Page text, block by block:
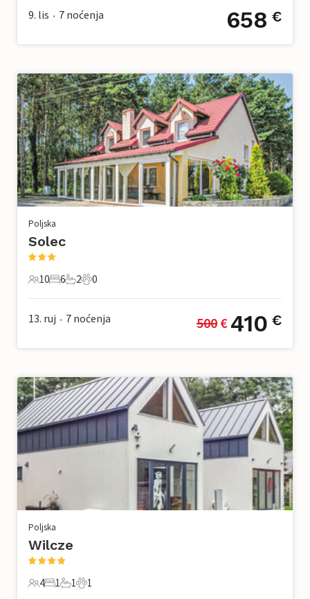
9. lis • 7 noćenja 658 €
Poljska
Solec
10 Gosti
10
6 Spavaće sobe
6
2 Kupaonice
2
0 Kućni ljubimac
0
13. ruj • 7 noćenja 500 € 410 €
Poljska
Wilcze
4 Gosti
4
1 Spavaća soba
1
1 Kupaonica
1
1 Kućni ljubimac
1